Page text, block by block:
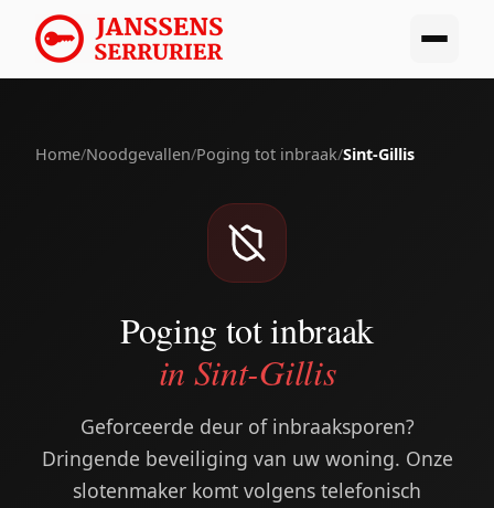
Home/Noodgevallen/Poging tot inbraak/Sint-Gillis
Poging tot inbraak
in Sint-Gillis
Geforceerde deur of inbraaksporen?
Dringende beveiliging van uw woning. Onze
slotenmaker komt volgens telefonisch